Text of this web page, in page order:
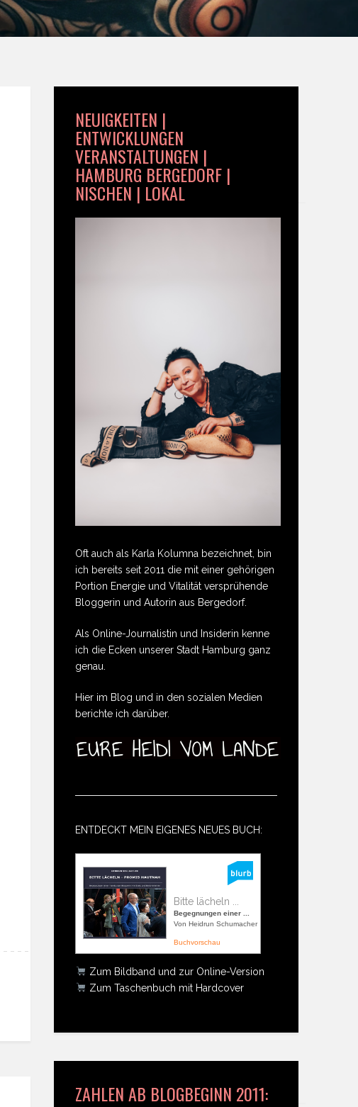
NEUIGKEITEN |
ENTWICKLUNGEN
VERANSTALTUNGEN |
HAMBURG BERGEDORF |
NISCHEN | LOKAL
Oft auch als Karla Kolumna bezeichnet, bin
ich bereits seit 2011 die mit einer gehörigen
Portion Energie und Vitalität versprühende
Bloggerin und Autorin aus Bergedorf.
Als Online-Journalistin und Insiderin kenne
ich die Ecken unserer Stadt Hamburg ganz
genau.
Hier im Blog und in den sozialen Medien
berichte ich darüber.
ENTDECKT MEIN EIGENES NEUES BUCH:
Bitte lächeln ...
Begegnungen einer ...
Von Heidrun Schumacher
Buchvorschau
Zum Bildband und zur Online-Version
Zum Taschenbuch mit Hardcover
ZAHLEN AB BLOGBEGINN 2011: